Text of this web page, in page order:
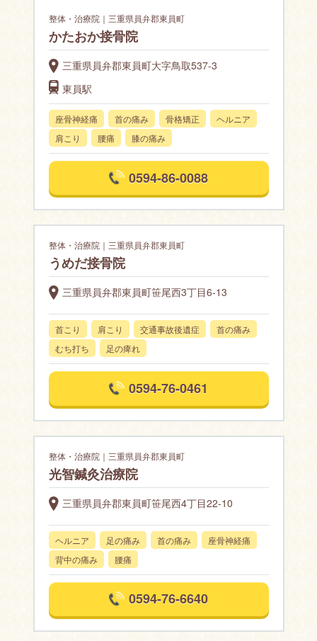
整体・治療院｜三重県員弁郡東員町
かたおか接骨院
三重県員弁郡東員町大字鳥取537-3
東員駅
座骨神経痛 首の痛み 骨格矯正
ヘルニア
肩こり
腰痛 膝の痛み
0594-86-0088
整体・治療院｜三重県員弁郡東員町
うめだ接骨院
三重県員弁郡東員町笹尾西3丁目6-13
首こり 肩こり 交通事故後遺症
首の痛み
むち打ち
足の痺れ
0594-76-0461
整体・治療院｜三重県員弁郡東員町
光智鍼灸治療院
三重県員弁郡東員町笹尾西4丁目22-10
ヘルニア 足の痛み 首の痛み
座骨神経痛
背中の痛み
腰痛
0594-76-6640